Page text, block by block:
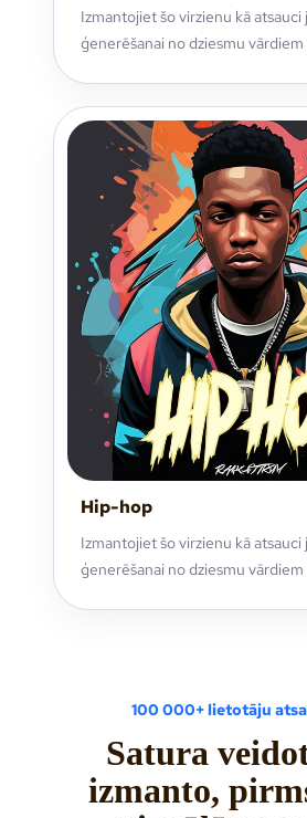
Izmantojiet šo virzienu kā atsauci
ģenerēšanai no dziesmu vārdiem
Hip-hop
Izmantojiet šo virzienu kā atsauci
ģenerēšanai no dziesmu vārdiem
100 000+ lietotāju
Satura
izmanto,